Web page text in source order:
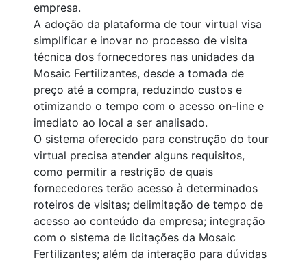
empresa.
A adoção da plataforma de tour virtual visa
simplificar e inovar no processo de visita
técnica dos fornecedores nas unidades da
Mosaic Fertilizantes, desde a tomada de
preço até a compra, reduzindo custos e
otimizando o tempo com o acesso on-line e
imediato ao local a ser analisado.
O sistema oferecido para construção do tour
virtual precisa atender alguns requisitos,
como permitir a restrição de quais
fornecedores terão acesso à determinados
roteiros de visitas; delimitação de tempo de
acesso ao conteúdo da empresa; integração
com o sistema de licitações da Mosaic
Fertilizantes; além da interação para dúvidas